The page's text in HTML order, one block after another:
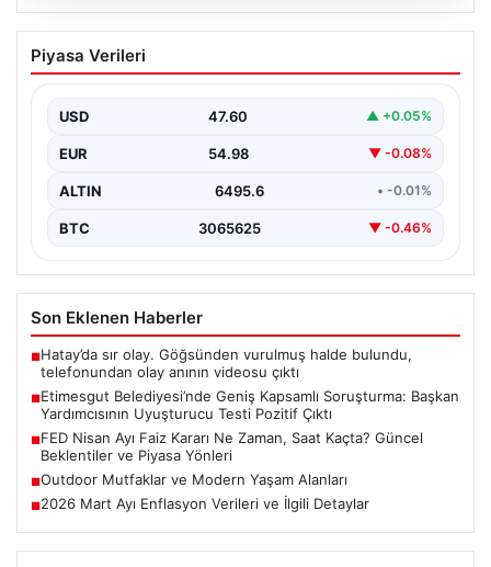
Etimesgut Belediyesi’nde Geniş
Kapsamlı Soruşturma: Başkan
Çıktı
Ankara'nın Etimesgut ilçesinde yer alan belediyeye
yönelik yürütülen kapsamlı bir soruşturmanın son
Piyasa Verileri
USD 47.60 ▲ +0.05%
EUR 54.98 ▼ -0.08%
ALTIN 6495.6 • -0.01%
BTC 3065625 ▼ -0.46%
Son Eklenen Haberler
■Hatay’da sır olay. Göğsünden vurulmuş halde bulundu,
telefonundan olay anının videosu çıktı
■Etimesgut Belediyesi’nde Geniş Kapsamlı Soruşturma: Başkan
Yardımcısının Uyuşturucu Testi Pozitif Çıktı
■FED Nisan Ayı Faiz Kararı Ne Zaman, Saat Kaçta? Güncel
Beklentiler ve Piyasa Yönleri
■Outdoor Mutfaklar ve Modern Yaşam Alanları
■2026 Mart Ayı Enflasyon Verileri ve İlgili Detaylar